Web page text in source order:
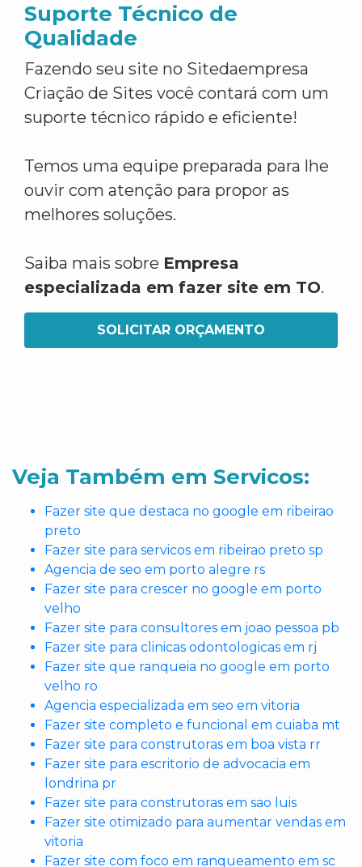
Suporte Técnico de
Qualidade
Fazendo seu site no Sitedaempresa
Criação de Sites você contará com um
suporte técnico rápido e eficiente!
Temos uma equipe preparada para lhe
ouvir com atenção para propor as
melhores soluções.
Saiba mais sobre Empresa
especializada em fazer site em TO.
SOLICITAR ORÇAMENTO
Veja Também em Servicos:
Fazer site que destaca no google em ribeirao
preto
Fazer site para servicos em ribeirao preto sp
Agencia de seo em porto alegre rs
Fazer site para crescer no google em porto
velho
Fazer site para consultores em joao pessoa pb
Fazer site para clinicas odontologicas em rj
Fazer site que ranqueia no google em porto
velho ro
Agencia especializada em seo em vitoria
Fazer site completo e funcional em cuiaba mt
Fazer site para construtoras em boa vista rr
Fazer site para escritorio de advocacia em
londrina pr
Fazer site para construtoras em sao luis
Fazer site otimizado para aumentar vendas em
vitoria
Fazer site com foco em ranqueamento em sc